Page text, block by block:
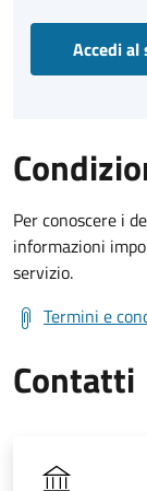
Accedi al
Per conoscere i
informazioni
servizio.
Termini e
Contatti